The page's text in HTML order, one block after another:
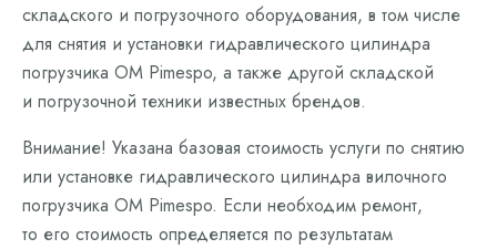
складского и погрузочного оборудования, в том числе
для снятия и установки гидравлического цилиндра
погрузчика OM Pimespo, а также другой складской
и погрузочной техники известных брендов.
Внимание! Указана базовая стоимость услуги по снятию
или установке гидравлического цилиндра вилочного
погрузчика OM Pimespo. Если необходим ремонт,
то его стоимость определяется по результатам